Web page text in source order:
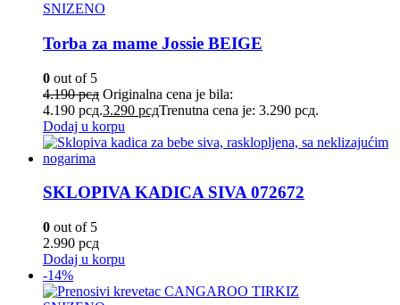
SNIZENO
Torba za mame Jossie BEIGE
0 out of 5
4.190рсд Originalna cena je bila:
4.190 рсд.3.290 рсдTrenutna cena je: 3.290 рсд.
Dodaj u korpu
SKLOPIVA KADICA SIVA 072672
0 out of 5
2.990 рсд
Dodaj u korpu
-14%